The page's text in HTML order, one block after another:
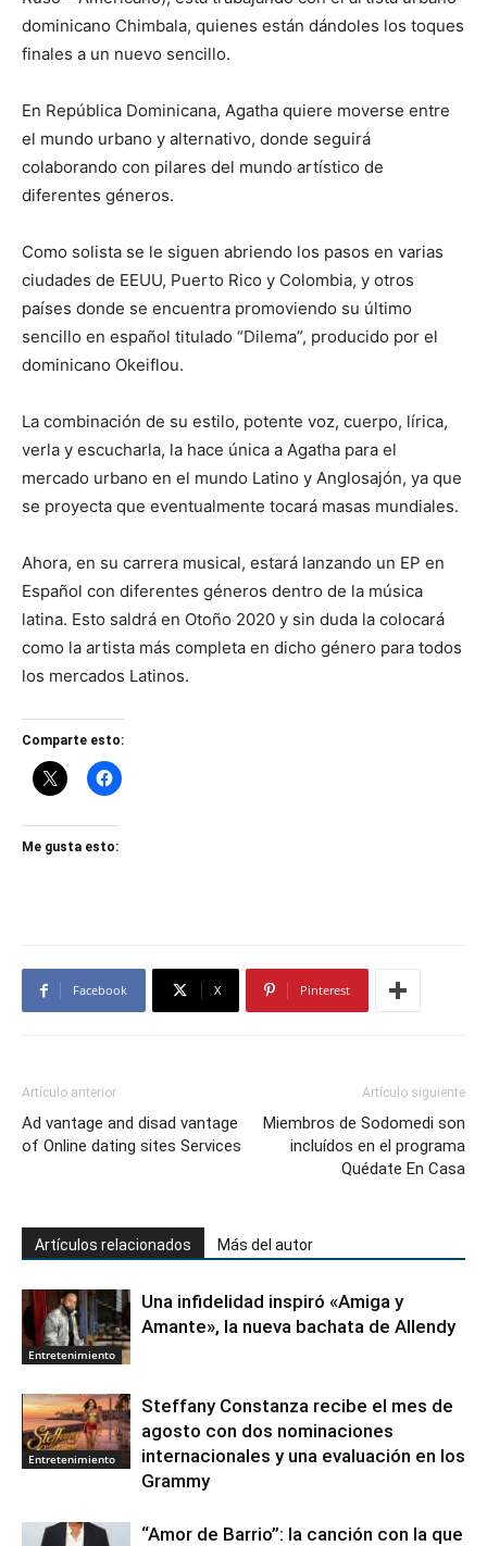
dominicano Chimbala, quienes están dándoles los toques
finales a un nuevo sencillo.
En República Dominicana, Agatha quiere moverse entre
el mundo urbano y alternativo, donde seguirá
colaborando con pilares del mundo artístico de
diferentes géneros.
Como solista se le siguen abriendo los pasos en varias
ciudades de EEUU, Puerto Rico y Colombia, y otros
países donde se encuentra promoviendo su último
sencillo en español titulado “Dilema”, producido por el
dominicano Okeiflou.
La combinación de su estilo, potente voz, cuerpo, lírica,
verla y escucharla, la hace única a Agatha para el
mercado urbano en el mundo Latino y Anglosajón, ya que
se proyecta que eventualmente tocará masas mundiales.
Ahora, en su carrera musical, estará lanzando un EP en
Español con diferentes géneros dentro de la música
latina. Esto saldrá en Otoño 2020 y sin duda la colocará
como la artista más completa en dicho género para todos
los mercados Latinos.
Comparte esto:
Me gusta esto:
Facebook X Pinterest
Artículo anterior
Ad vantage and disad vantage
of Online dating sites Services
Artículo siguiente
Miembros de Sodomedi son
incluídos en el programa
Quédate En Casa
Artículos relacionados Más del autor
Entretenimiento
Una infidelidad inspiró «Amiga y
Amante», la nueva bachata de Allendy
Entretenimiento
Steffany Constanza recibe el mes de
agosto con dos nominaciones
internacionales y una evaluación en los
Grammy
“Amor de Barrio”: la canción con la que